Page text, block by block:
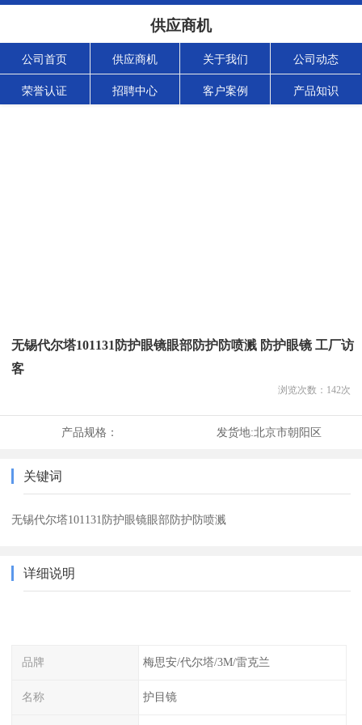
供应商机
公司首页 供应商机 关于我们 公司动态
荣誉认证 招聘中心 客户案例 产品知识
无锡代尔塔101131防护眼镜眼部防护防喷溅 防护眼镜 工厂访
客
浏览次数： 142次
产品规格： 发货地:北京市朝阳区
关键词
无锡代尔塔101131防护眼镜眼部防护防喷溅
详细说明
品牌 梅思安/代尔塔/3M/雷克兰
名称 护目镜